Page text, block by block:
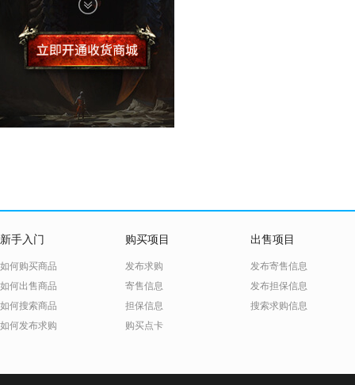
新手入门
如何购买商品
如何出售商品
如何搜索商品
如何发布求购
购买项目
发布求购
寄售信息
担保信息
购买点卡
出售项目
发布寄售信息
发布担保信息
搜索求购信息